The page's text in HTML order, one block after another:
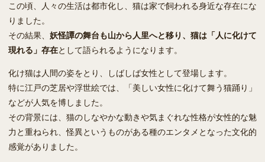
この頃、人々の生活は都市化し、猫は家で飼われる身近な存在にな
りました。
その結果、 妖怪譚の舞台も山から人里へと移り、猫は「人に化けて
現れる」存在として語られるようになります。
化け猫は人間の姿をとり、しばしば女性として登場します。
特に江戸の芝居や浮世絵では、「美しい女性に化けて舞う猫踊り」
などが人気を博しました。
その背景には、猫のしなやかな動きや気まぐれな性格が女性的な魅
力と重ねられ、怪異というものがある種のエンタメとなった文化的
感覚がありました。